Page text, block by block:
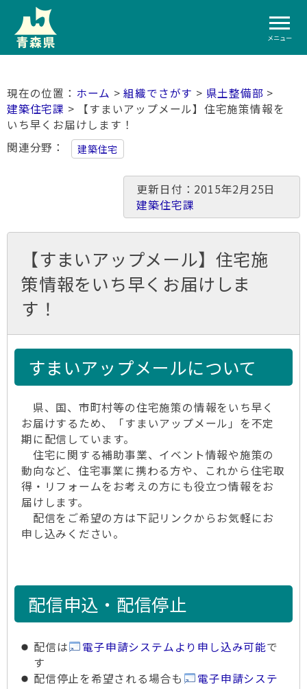
メニュー
ホーム >組織でさがす > 県土整備部 >
建築住宅課 > 【すまいアップメール】住宅施策情報を
いち早くお届けします！
関連分野
建築住宅
更新日付：2015年2月25日
建築住宅課
【すまいアップメール】住宅施
策情報をいち早くお届けしま
す！
すまいアップメールについて
県、国、市町村等の住宅施策の情報をいち早く
お届けするため、「すまいアップメール」を不定
期に配信しています。
住宅に関する補助事業、イベント情報や施策の
動向など、住宅事業に携わる方や、これから住宅取
得・リフォームをお考えの方にも役立つ情報をお
届けします。
配信をご希望の方は下記リンクからお気軽にお
申し込みください。
配信申込・配信停止
配信は 電子申請システムより申し込み可能で
す
配信停止を希望される場合も
電子申請システ